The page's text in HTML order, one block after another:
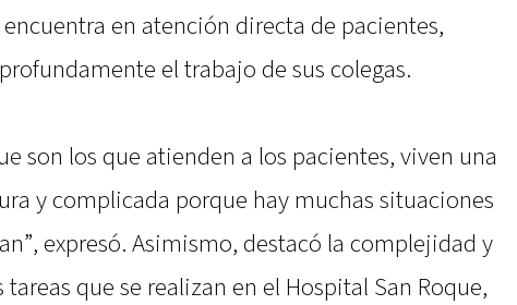
en atención directa de pacientes,
el trabajo de sus colegas.
son los que atienden a los pacientes, viven una
y complicada porque hay muchas situaciones
expresó. Asimismo, destacó la complejidad y
que se realizan en el Hospital San Roque,